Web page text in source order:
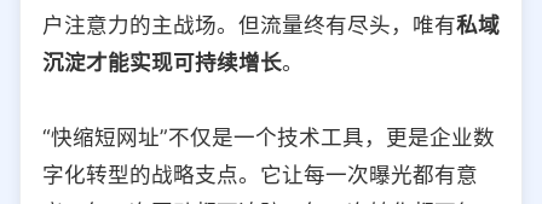
户注意力的主战场。但流量终有尽头，唯有私域
沉淀才能实现可持续增长。
“快缩短网址”不仅是一个技术工具，更是企业数
字化转型的战略支点。它让每一次曝光都有意